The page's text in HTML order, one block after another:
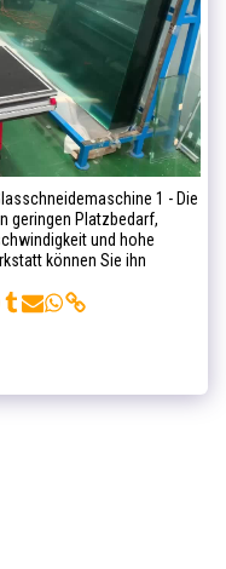
1 - Die
geringen Platzbedarf,
und hohe
können Sie ihn